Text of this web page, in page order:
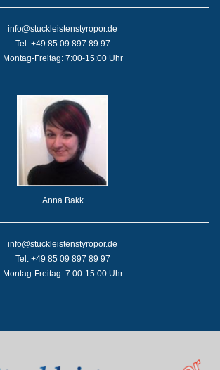
info@stuckleistenstyropor.de
Tel: +49 85 09 897 89 97
Montag-Freitag: 7:00-15:00 Uhr
Anna Bakk
info@stuckleistenstyropor.de
Tel: +49 85 09 897 89 97
Montag-Freitag: 7:00-15:00 Uhr